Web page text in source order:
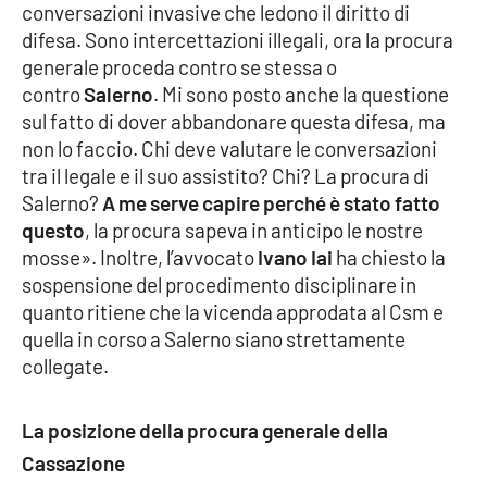
Lacplay.it
Lactv.it
Laconair.it
Lacitymag.it
Lacapitalenews.it
Ilreggino.it
Cosenzachannel.it
Catanzarochannel.it
conversazioni invasive che ledono il diritto di
difesa. Sono intercettazioni illegali, ora la procura
generale proceda contro se stessa o
controSalerno. Mi sono posto anche la questione
sul fatto di dover abbandonare questa difesa, ma
non lo faccio. Chi deve valutare le conversazioni
tra il legale e il suo assistito? Chi? La procura di
Salerno? A me serve capire perché è stato fatto
questo, la procura sapeva in anticipo le nostre
mosse». Inoltre, l’avvocatoIvano Iai ha chiesto la
sospensione del procedimento disciplinare in
quanto ritiene che la vicenda approdata al Csm e
quella in corso a Salerno siano strettamente
collegate.
La posizione della procura generale della
Cassazione